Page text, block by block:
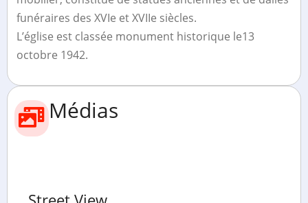
funéraires des XVIe et XVIIe siècles.
L’église est classée monument historique le13
octobre 1942.
Médias